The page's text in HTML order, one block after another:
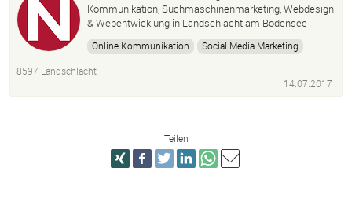
Kommunikation, Suchmaschinenmarketing, Webdesign
& Webentwicklung in Landschlacht am Bodensee
Online Kommunikation
Social Media Marketing
Smm
8597 Landschlacht
14.07.2017
Teilen